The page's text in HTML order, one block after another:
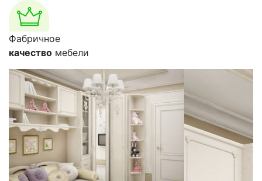
Фабричное
качество мебели